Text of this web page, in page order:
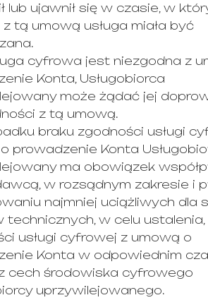
lub ujawnił się w czasie, w
tą umową usługa miała być
cyfrowa jest niezgodna z
Konta, Usługobiorca
może żądać jej
z tą umową.
braku zgodności usługi
prowadzenie Konta
ma obowiązek
w rozsądnym zakresie i
najmniej uciążliwych dla
technicznych, w celu ustalenia,
usługi cyfrowej z umową o
Konta w odpowiednim
cech środowiska cyfrowego
uprzywilejowanego.